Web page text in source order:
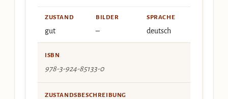
ZUSTAND
gut
BILDER
–
SPRACHE
deutsch
ISBN
978-3-924-85133-0
ZUSTANDSBESCHREIBUNG